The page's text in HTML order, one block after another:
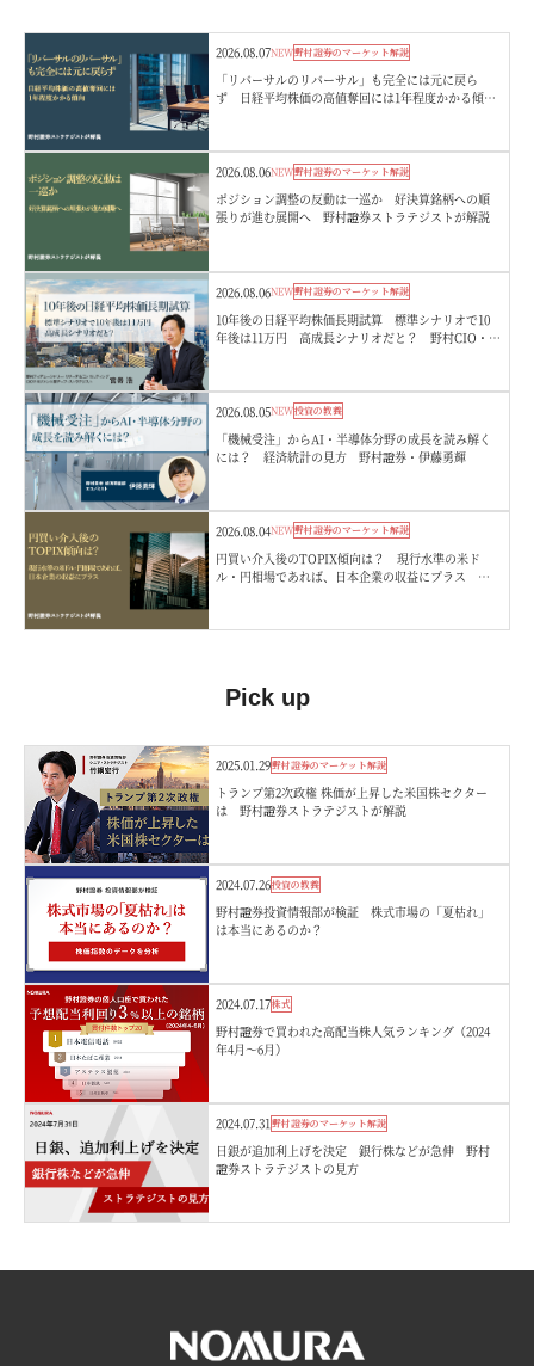
2026.08.07NEW野村證券のマーケット解説
「リバーサルのリバーサル」も完全には元に戻ら
ず 日経平均株価の高値奪回には1年程度かかる傾
2026.08.06NEW野村證券のマーケット解説
ポジション調整の反動は一巡か 好決算銘柄への順
張りが進む展開へ 野村證券ストラテジストが解説
2026.08.06NEW野村證券のマーケット解説
10年後の日経平均株価長期試算 標準シナリオで10
年後は11万円 高成長シナリオだと？ 野村CIO・宮
2026.08.05NEW投資の教養
「機械受注」からAI・半導体分野の成長を読み解く
には？ 経済統計の見方 野村證券・伊藤勇輝
2026.08.04NEW野村證券のマーケット解説
円買い介入後のTOPIX傾向は？ 現行水準の米ド
ル・円相場であれば、日本企業の収益にプラス 野
Pick up
2025.01.29野村證券のマーケット解説
トランプ第2次政権 株価が上昇した米国株セクター
は 野村證券ストラテジストが解説
2024.07.26投資の教養
野村證券投資情報部が検証 株式市場の「夏枯れ」
は本当にあるのか？
2024.07.17株式
野村證券で買われた高配当株人気ランキング（2024
年4月～6月）
2024.07.31野村證券のマーケット解説
日銀が追加利上げを決定 銀行株などが急伸 野村
證券ストラテジストの見方